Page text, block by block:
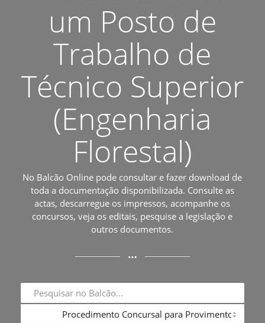
um Posto de
Trabalho de
Técnico Superior
(Engenharia
Florestal)
No Balcão Online pode consultar e fazer download de
toda a documentação disponibilizada. Consulte as
actas, descarregue os impressos, acompanhe os
concursos, veja os editais, pesquise a legislação e
outros documentos.